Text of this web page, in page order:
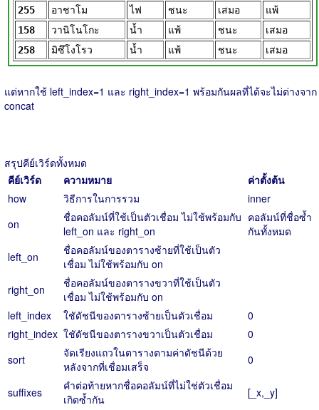
255 อาชาโม ไฟ ชนะ เสมอ
แพ้
158
วานิโนโกะ น้ำ แพ้ ชนะ
เสมอ
258
มิซึโงโรว น้ำ แพ้ ชนะ เสมอ
แต่หากใช้ left_index=1 และ right_index=1 พร้อมกันผลที่ได้จะไม่ต่างจาก
concat
สรุปคีย์เวิร์ดทั้งหมด
คีย์เวิร์ด
ความหมาย
ค่าตั้งต้น
how
วิธีการในการรวม
inner
on
ชื่อคอลัมน์ที่ใช้เป็นตัวเชื่อม ไม่ใช้พร้อมกับ
left_on และ right_on
คอลัมน์ที่ชื่อซ้ำ
กันทั้งหมด
left_on
ชื่อคอลัมน์ของตารางซ้ายที่ใช้เป็นตัว
เชื่อม ไม่ใช้พร้อมกับ on
right_on
ชื่อคอลัมน์ของตารางขวาที่ใช้เป็นตัว
เชื่อม ไม่ใช้พร้อมกับ on
left_index
ใชัดัชนีของตารางซ้ายเป็นตัวเชื่อม
0
right_index ใชัดัชนีของตารางขวาเป็นตัวเชื่อม
0
sort
จัดเรียงแถวในตารางตามค่าดัชนีด้วย
หลังจากที่เชื่อมเสร็จ
0
suffixes
คำต่อท้ายหากชื่อคอลัมน์ที่ไม่ใช่ตัวเชื่อม
เกิดซ้ำกัน
[_x,_y]